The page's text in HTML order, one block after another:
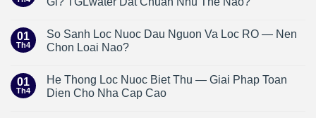
01
Th4
So Sanh Loc Nuoc Dau Nguon Va Loc RO — Nen
Chon Loai Nao?
01
Th4
He Thong Loc Nuoc Biet Thu — Giai Phap Toan
Dien Cho Nha Cap Cao